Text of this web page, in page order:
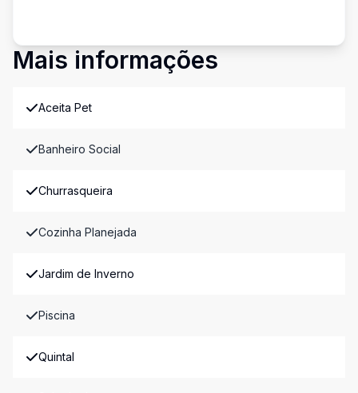
Mais informações
Aceita Pet
Banheiro Social
Churrasqueira
Cozinha Planejada
Jardim de Inverno
Piscina
Quintal